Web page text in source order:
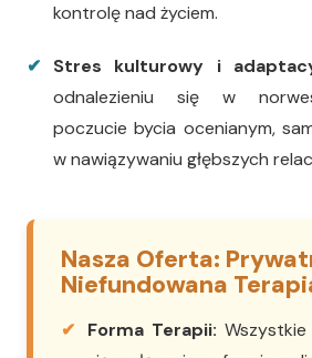
kontrolę nad życiem.
Stres kulturowy i
odnalezieniu się w
poczucie bycia ocenianym,
w nawiązywaniu głębszych
Nasza Oferta:
Niefundowana
Forma Terapii: